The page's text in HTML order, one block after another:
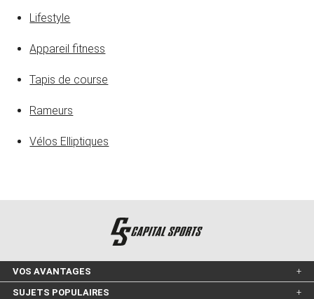
Lifestyle
Appareil fitness
Tapis de course
Rameurs
Vélos Elliptiques
VOS AVANTAGES
SUJETS POPULAIRES